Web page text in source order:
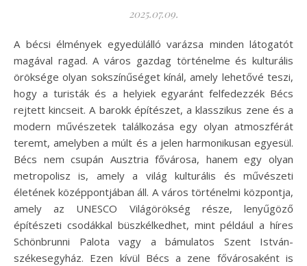
2025.07.09.
A bécsi élmények egyedülálló varázsa minden látogatót
magával ragad. A város gazdag történelme és kulturális
öröksége olyan sokszínűséget kínál, amely lehetővé teszi,
hogy a turisták és a helyiek egyaránt felfedezzék Bécs
rejtett kincseit. A barokk építészet, a klasszikus zene és a
modern művészetek találkozása egy olyan atmoszférát
teremt, amelyben a múlt és a jelen harmonikusan egyesül.
Bécs nem csupán Ausztria fővárosa, hanem egy olyan
metropolisz is, amely a világ kulturális és művészeti
életének középpontjában áll. A város történelmi központja,
amely az UNESCO Világörökség része, lenyűgöző
építészeti csodákkal büszkélkedhet, mint például a híres
Schönbrunni Palota vagy a bámulatos Szent István-
székesegyház. Ezen kívül Bécs a zene fővárosaként is